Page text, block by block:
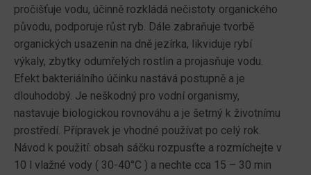
pročišťuje vodu, účinně rozkládá nečistoty organického
původu, podporuje růst ryb. Dále zabraňuje tvorbě
organických usazenin na dně jezírka, likviduje rybí
výkaly, zbytky odumřelých rostlin a projasňuje vodu.
Efekt bakteriálního účinku nastává postupně a je
dlouhodobý. Je neškodný pro vodní organismy,
nastavuje biologickou rovnováhu a je šetrný k životnímu
prostředí. Přípravek je vhodné používat po celý rok.
Návod k použití: obsah sáčku rozpusťte a rozmíchejte v
10 l vlažné vody ( 30-40°C ) a nechte cca 15 – 30 min